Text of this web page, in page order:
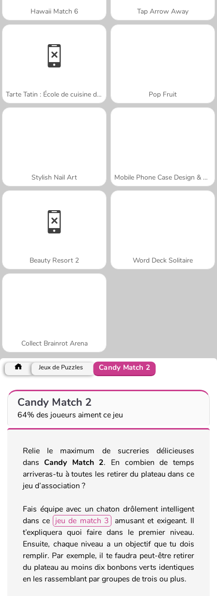
Hawaii Match 6 Tap Arrow Away
Tarte Tatin : École de cuisine de Sara Pop Fruit
Stylish Nail Art Mobile Phone Case Design & DIY
Beauty Resort 2 Word Deck Solitaire
Collect Brainrot Arena
Jeux de Puzzles Candy Match 2
Candy Match 2
64% des joueurs aiment ce jeu
Relie le maximum de sucreries délicieuses
dans Candy Match 2. En combien de temps
arriveras-tu à toutes les retirer du plateau dans ce
jeu d’association ?
Fais équipe avec un chaton drôlement intelligent
dans ce jeu de match 3
amusant et exigeant. Il
t’expliquera quoi faire dans le premier niveau.
Ensuite, chaque niveau a un objectif que tu dois
remplir. Par exemple, il te faudra peut-être retirer
du plateau au moins dix bonbons verts identiques
en les rassemblant par groupes de trois ou plus.